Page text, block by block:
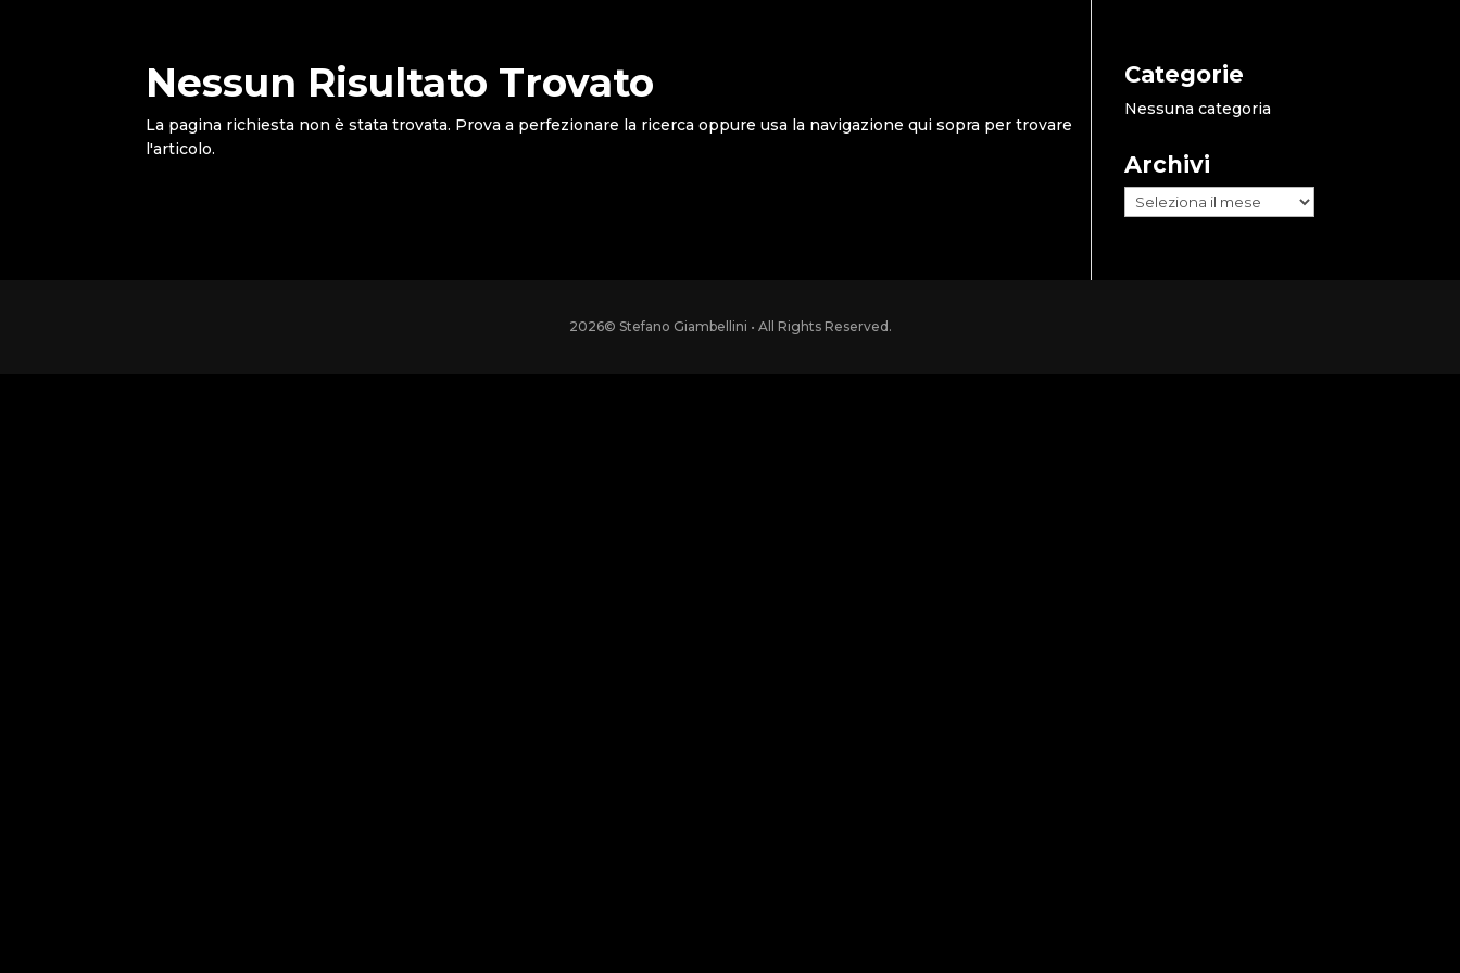
Nessun Risultato Trovato
La pagina richiesta non è stata trovata. Prova a perfezionare la ricerca oppure usa la navigazione qui sopra per trovare
l'articolo.
Categorie
Nessuna categoria
Archivi
Archivi
2026© Stefano Giambellini • All Rights Reserved.